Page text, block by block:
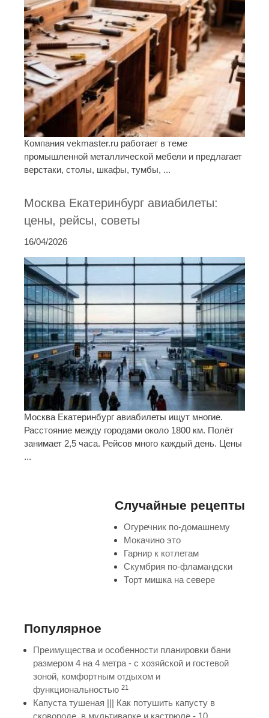
Компания vekmaster.ru работает в теме
промышленной металлической мебели и предлагает
верстаки, столы, шкафы, тумбы, ...
Москва Екатеринбург авиабилеты:
цены, рейсы, советы
16/04/2026
Москва Екатеринбург авиабилеты ищут многие.
Расстояние между городами около 1800 км. Полёт
занимает 2,5 часа. Рейсов много каждый день. Цены
...
Случайные рецепты
Огуречник по-домашнему
Мокачино это
Гарнир к котлетам
Скумбрия по-фламандски
Торт мишка на севере
Популярное
Преимущества и особенности планировки бани
размером 4 на 4 метра - с хозяйской и гостевой
зоной, комфортным отдыхом и
функциональностью 21
Капуста тушеная ||| Как потушить капусту в